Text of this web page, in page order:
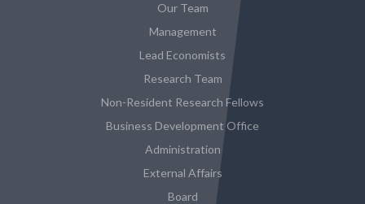
Our Team
Management
Lead Economists
Research Team
Non-Resident Research Fellows
Business Development Office
Administration
External Affairs
Board